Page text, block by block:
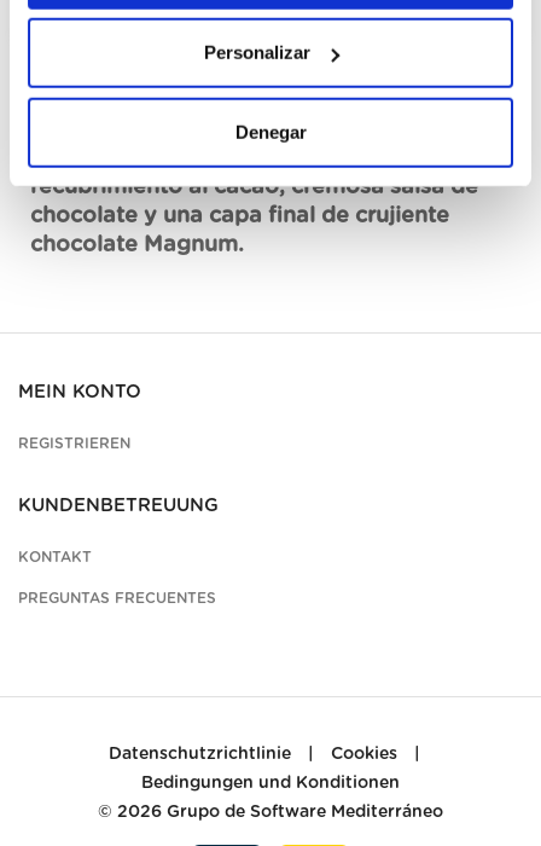
Personalizar
Denegar
Beschreibung
Helado de suave chocolate con
recubrimiento al cacao, cremosa salsa de
chocolate y una capa final de crujiente
chocolate Magnum.
MEIN KONTO
REGISTRIEREN
KUNDENBETREUUNG
KONTAKT
PREGUNTAS FRECUENTES
Datenschutzrichtlinie Cookies
Bedingungen und Konditionen
© 2026 Grupo de Software Mediterráneo